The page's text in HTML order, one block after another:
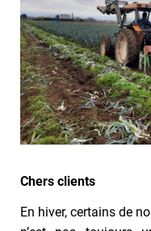
Chers clients
En hiver, certains de